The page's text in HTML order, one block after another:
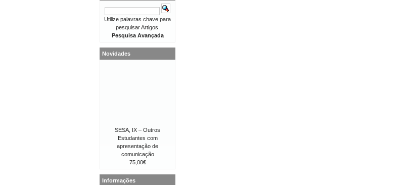
Utilize palavras chave para
pesquisar Artigos.
Pesquisa Avançada
Novidades
SESA, IX – Outros
Estudantes com
apresentação de
comunicação
75,00€
Informações